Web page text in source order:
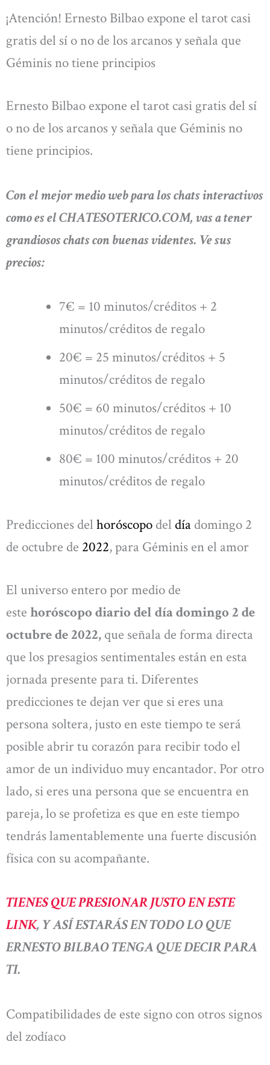
¡Atención! Ernesto Bilbao expone el tarot casi
gratis del sí o no de los arcanos y señala que
Géminis no tiene principios
Ernesto Bilbao expone el tarot casi gratis del sí
o no de los arcanos y señala que Géminis no
tiene principios.
Con el mejor medio web para los chats interactivos
como es el CHATESOTERICO.COM, vas a tener
grandiosos chats con buenas videntes. Ve sus
precios:
7€ = 10 minutos/créditos + 2
minutos/créditos de regalo
20€ = 25 minutos/créditos + 5
minutos/créditos de regalo
50€ = 60 minutos/créditos + 10
minutos/créditos de regalo
80€ = 100 minutos/créditos + 20
minutos/créditos de regalo
Predicciones del horóscopo del día domingo 2
de octubre de 2022, para Géminis en el amor
El universo entero por medio de
este horóscopo diario del día domingo 2 de
octubre de 2022, que señala de forma directa
que los presagios sentimentales están en esta
jornada presente para ti. Diferentes
predicciones te dejan ver que si eres una
persona soltera, justo en este tiempo te será
posible abrir tu corazón para recibir todo el
amor de un individuo muy encantador. Por otro
lado, si eres una persona que se encuentra en
pareja, lo se profetiza es que en este tiempo
tendrás lamentablemente una fuerte discusión
física con su acompañante.
TIENES QUE PRESIONAR JUSTO EN ESTE
LINK, Y ASÍ ESTARÁS EN TODO LO QUE
ERNESTO BILBAO TENGA QUE DECIR PARA
TI.
Compatibilidades de este signo con otros signos
del zodíaco